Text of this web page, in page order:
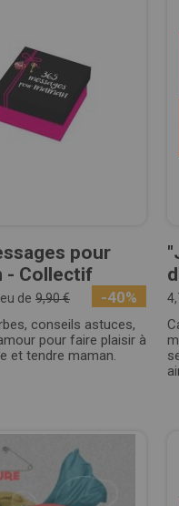
pour
- Collectif
de 9,90 € -40%
conseils astuces,
pour faire plaisir à
et tendre maman.